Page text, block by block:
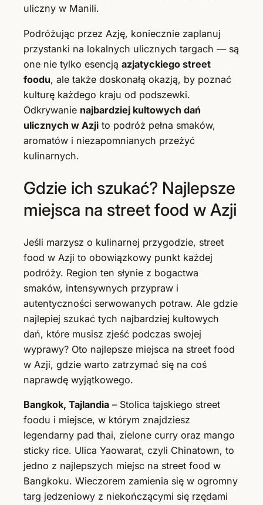
uliczny w Manili.
Podróżując przez Azję, koniecznie zaplanuj
przystanki na lokalnych ulicznych targach — są
one nie tylko esencją azjatyckiego street
foodu, ale także doskonałą okazją, by poznać
kulturę każdego kraju od podszewki.
Odkrywanie najbardziej kultowych dań
ulicznych w Azji to podróż pełna smaków,
aromatów i niezapomnianych przeżyć
kulinarnych.
Gdzie ich szukać? Najlepsze
miejsca na street food w Azji
Jeśli marzysz o kulinarnej przygodzie, street
food w Azji to obowiązkowy punkt każdej
podróży. Region ten słynie z bogactwa
smaków, intensywnych przypraw i
autentyczności serwowanych potraw. Ale gdzie
najlepiej szukać tych najbardziej kultowych
dań, które musisz zjeść podczas swojej
wyprawy? Oto najlepsze miejsca na street food
w Azji, gdzie warto zatrzymać się na coś
naprawdę wyjątkowego.
Bangkok, Tajlandia – Stolica tajskiego street
foodu i miejsce, w którym znajdziesz
legendarny pad thai, zielone curry oraz mango
sticky rice. Ulica Yaowarat, czyli Chinatown, to
jedno z najlepszych miejsc na street food w
Bangkoku. Wieczorem zamienia się w ogromny
targ jedzeniowy z niekończącymi się rzędami